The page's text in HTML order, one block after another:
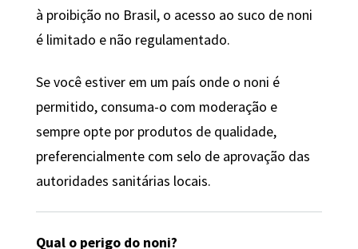
à proibição no Brasil, o acesso ao suco de noni
é limitado e não regulamentado.
Se você estiver em um país onde o noni é
permitido, consuma-o com moderação e
sempre opte por produtos de qualidade,
preferencialmente com selo de aprovação das
autoridades sanitárias locais.
Qual o perigo do noni?